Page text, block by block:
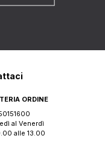
ORDINE
al Venerdì
alle 13.00